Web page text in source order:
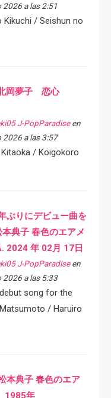
2026 a las 2:51
Kikuchi / Seishun no
北岡夢子 恋心
J-PopParadiseen
2026 a las 3:57
/ Koigokoro
ぶりにデビュー曲を
典子 春色のエアメ
2024 年 02月 17日
J-PopParadiseen
2026 a las 5:33
song for the
/ Haruiro
本典子 春色のエア
年